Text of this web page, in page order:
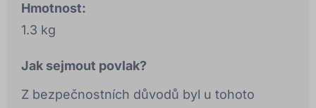
Hmotnost:
1.3 kg
Jak sejmout povlak?
Z bezpečnostních důvodů byl u tohoto